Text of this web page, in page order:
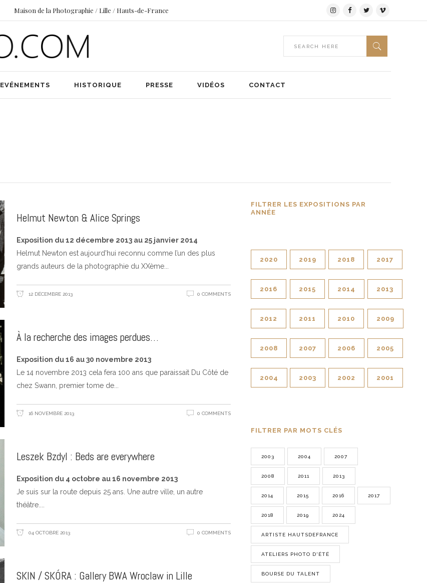
Maison de la Photographie / Lille / Hauts-de-France
EVÉNEMENTS HISTORIQUE PRESSE VIDÉOS CONTACT
Helmut Newton & Alice Springs
Exposition du 12 décembre 2013 au 25 janvier 2014
Helmut Newton est aujourd'hui reconnu comme l’un des plus
grands auteurs de la photographie du XXème
12 DÉCEMBRE 2013 0 COMMENTS
À la recherche des images perdues…
Exposition du 16 au 30 novembre 2013
Le 14 novembre 2013 cela fera 100 ans que paraissait Du Côté de
chez Swann, premier tome de
16 NOVEMBRE 2013 0 COMMENTS
Leszek Bzdyl : Beds are everywhere
Exposition du 4 octobre au 16 novembre 2013
Je suis sur la route depuis 25 ans. Une autre ville, un autre
théâtre.
04 OCTOBRE 2013 0 COMMENTS
SKIN / SKÓRA : Gallery BWA Wroclaw in Lille
FILTRER LES EXPOSITIONS PAR
ANNÉE
2020 2019 2018 2017
2016 2015 2014 2013
2012 2011 2010 2009
2008 2007 2006 2005
2004 2003 2002 2001
FILTRER PAR MOTS CLÉS
2003 2004 2007
2008 2011 2013
2014 2015 2016 2017
2018 2019 2024
ARTISTE HAUTSDEFRANCE
ATELIERS PHOTO D'ÉTÉ
BOURSE DU TALENT